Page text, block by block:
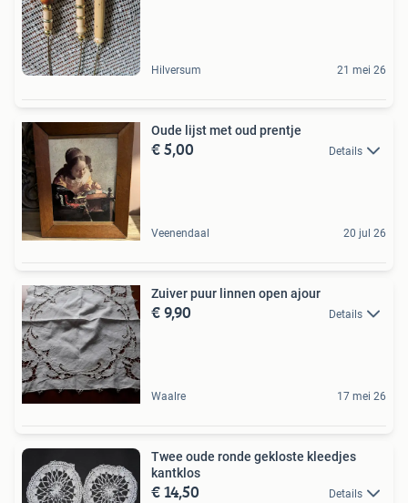
Hilversum 21 mei 26
Oude lijst met oud prentje
€ 5,00 Details
Veenendaal 20 jul 26
Zuiver puur linnen open ajour
€ 9,90 Details
Waalre 17 mei 26
Twee oude ronde gekloste kleedjes
kantklos
€ 14,50 Details